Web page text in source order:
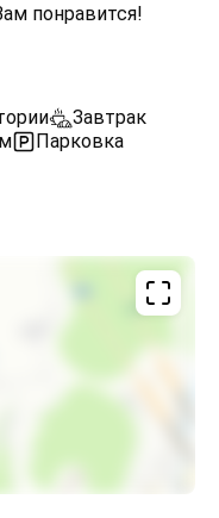
понравится!
Завтрак
Парковка